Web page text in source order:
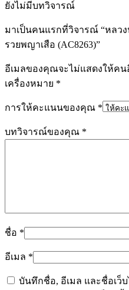
ยังไม่มีบทวิจารณ์
มาเป็นคนแรกที่วิจารณ์ “หลว
รวยพญาเสือ (AC8263)”
อีเมลของคุณจะไม่แสดงให้คน
เครื่องหมาย *
การให้คะแนนของคุณ *
บทวิจารณ์ของคุณ *
ชื่อ *
อีเมล *
บันทึกชื่อ, อีเมล และชื่อเว็